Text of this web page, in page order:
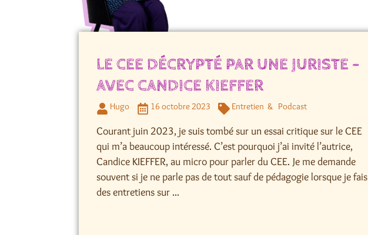
LE CEE DÉCRYPTÉ PAR UNE JURISTE –
AVEC CANDICE KIEFFER
Hugo 16 octobre 2023 Entretien Podcast
Courant juin 2023, je suis tombé sur un essai critique sur le CEE
qui m’a beaucoup intéressé. C’est pourquoi j’ai invité l’autrice,
Candice KIEFFER, au micro pour parler du CEE. Je me demande
souvent si je ne parle pas de tout sauf de pédagogie lorsque je fais
des entretiens sur ...